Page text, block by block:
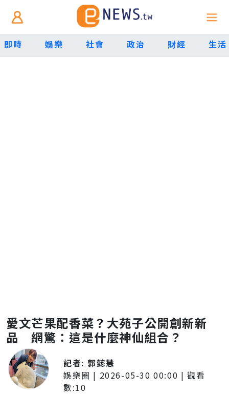
即時 娛樂 社會 政治 財經 生活
愛文芒果配香菜？大苑子公開創新新
品 網驚：這是什麼神仙組合？
記者:郭懿慧
娛樂圈 | 2026-05-30 00:00 | 觀看
數:10